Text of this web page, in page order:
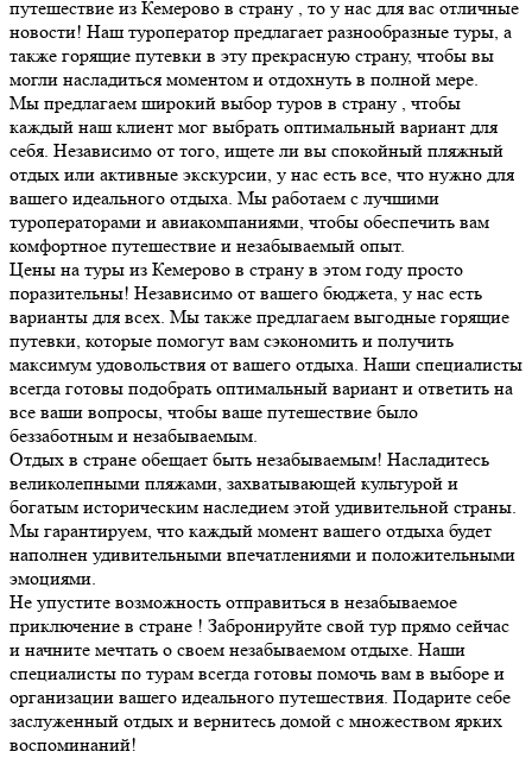
путешествие из Кемерово в страну , то у нас для вас отличные
новости! Наш туроператор предлагает разнообразные туры, а
также горящие путевки в эту прекрасную страну, чтобы вы
могли насладиться моментом и отдохнуть в полной мере.
Мы предлагаем широкий выбор туров в страну , чтобы
каждый наш клиент мог выбрать оптимальный вариант для
себя. Независимо от того, ищете ли вы спокойный пляжный
отдых или активные экскурсии, у нас есть все, что нужно для
вашего идеального отдыха. Мы работаем с лучшими
туроператорами и авиакомпаниями, чтобы обеспечить вам
комфортное путешествие и незабываемый опыт.
Цены на туры из Кемерово в страну в этом году просто
поразительны! Независимо от вашего бюджета, у нас есть
варианты для всех. Мы также предлагаем выгодные горящие
путевки, которые помогут вам сэкономить и получить
максимум удовольствия от вашего отдыха. Наши специалисты
всегда готовы подобрать оптимальный вариант и ответить на
все ваши вопросы, чтобы ваше путешествие было
беззаботным и незабываемым.
Отдых в стране обещает быть незабываемым! Насладитесь
великолепными пляжами, захватывающей культурой и
богатым историческим наследием этой удивительной страны.
Мы гарантируем, что каждый момент вашего отдыха будет
наполнен удивительными впечатлениями и положительными
эмоциями.
Не упустите возможность отправиться в незабываемое
приключение в стране ! Забронируйте свой тур прямо сейчас
и начните мечтать о своем незабываемом отдыхе. Наши
специалисты по турам всегда готовы помочь вам в выборе и
организации вашего идеального путешествия. Подарите себе
заслуженный отдых и вернитесь домой с множеством ярких
воспоминаний!